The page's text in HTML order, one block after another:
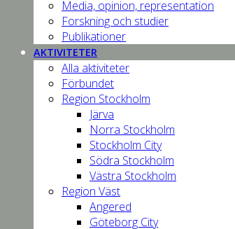
Media, opinion, representation
Forskning och studier
Publikationer
AKTIVITETER
Alla aktiviteter
Förbundet
Region Stockholm
Järva
Norra Stockholm
Stockholm City
Södra Stockholm
Västra Stockholm
Region Väst
Angered
Göteborg City